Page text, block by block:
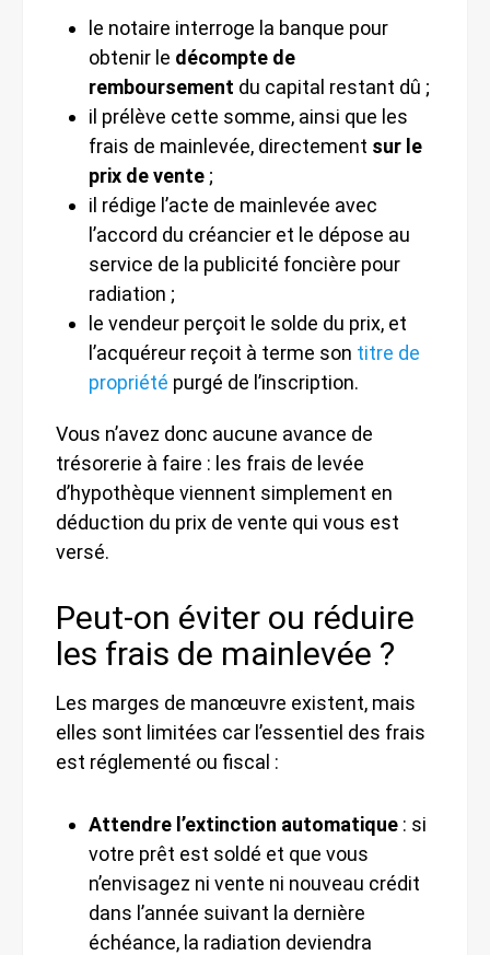
le notaire interroge la banque pour
obtenir le décompte de
remboursement du capital restant dû ;
il prélève cette somme, ainsi que les
frais de mainlevée, directement sur le
prix de vente ;
il rédige l’acte de mainlevée avec
l’accord du créancier et le dépose au
service de la publicité foncière pour
radiation ;
le vendeur perçoit le solde du prix, et
l’acquéreur reçoit à terme son titre de
propriété purgé de l’inscription.
Vous n’avez donc aucune avance de
trésorerie à faire : les frais de levée
d’hypothèque viennent simplement en
déduction du prix de vente qui vous est
versé.
Peut-on éviter ou réduire
les frais de mainlevée ?
Les marges de manœuvre existent, mais
elles sont limitées car l’essentiel des frais
est réglementé ou fiscal :
Attendre l’extinction automatique : si
votre prêt est soldé et que vous
n’envisagez ni vente ni nouveau crédit
dans l’année suivant la dernière
échéance, la radiation deviendra